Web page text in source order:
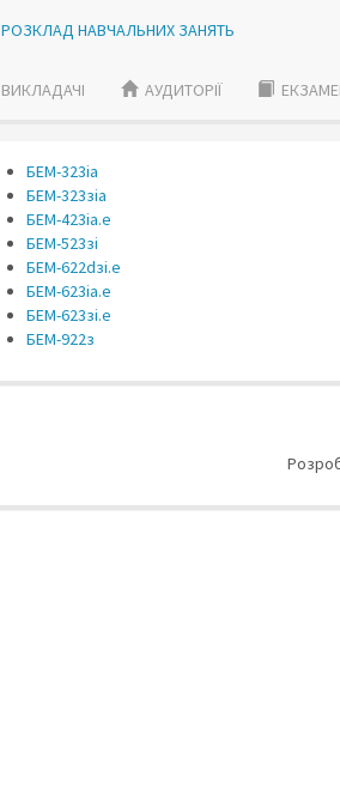
РОЗКЛАД НАВЧАЛЬНИХ ЗАНЯТЬ
ВИКЛАДАЧI АУДИТОРІЇ
БЕМ-323iа
БЕМ-323зiа
БЕМ-423іа.е
БЕМ-523зі
БЕМ-622dзі.е
БЕМ-623iа.e
БЕМ-623зі.е
БЕМ-922з